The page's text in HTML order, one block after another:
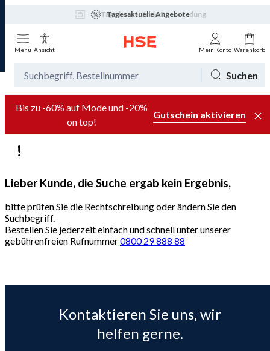
30 Tage kostenfreie Rücksendung
Tagesaktuelle Angebote
Menü Ansicht Mein Konto Warenkorb
Suchen
Bis zu -60% auf Mode und -20%
on top!
Gutschein aktivieren
Lieber Kunde, die Suche ergab kein Ergebnis,
bitte prüfen Sie die Rechtschreibung oder ändern Sie den
Suchbegriff.
Bestellen Sie jederzeit einfach und schnell unter unserer
gebührenfreien Rufnummer0800 29 888 88
Kontaktieren Sie uns, wir
helfen gerne.